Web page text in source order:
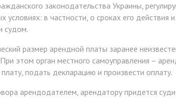
законодательства Украины,
условиях: в частности, о сроках его
судом.
размер арендной платы заранее
этом орган местного самоуправления –
подать декларацию и произвести оплату.
арендодателем, арендатору придется